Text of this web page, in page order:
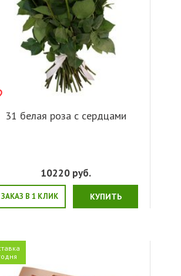
31 белая роза с сердцами
10220руб.
ЗАКАЗ В 1 КЛИК КУПИТЬ